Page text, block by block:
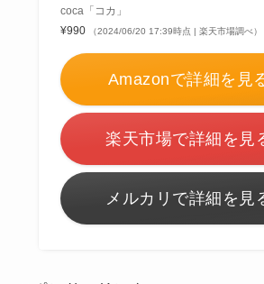
coca「コカ」
¥990
（2024/06/20 17:39時点 | 楽天市場調べ）
Amazonで詳細を見
楽天市場で詳細を見
メルカリで詳細を見